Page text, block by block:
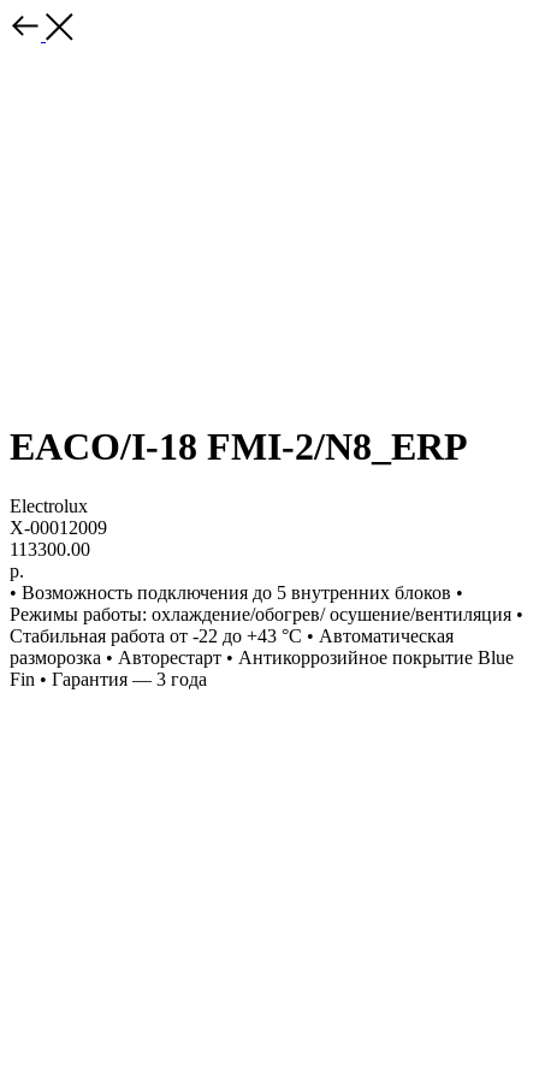
EACO/I-18 FMI-2/N8_ERP
Electrolux
X-00012009
113300.00
р.
• Возможность подключения до 5 внутренних блоков •
Режимы работы: охлаждение/обогрев/ осушение/вентиляция •
Стабильная работа от -22 до +43 °C • Автоматическая
разморозка • Авторестарт • Антикоррозийное покрытие Blue
Fin • Гарантия — 3 года